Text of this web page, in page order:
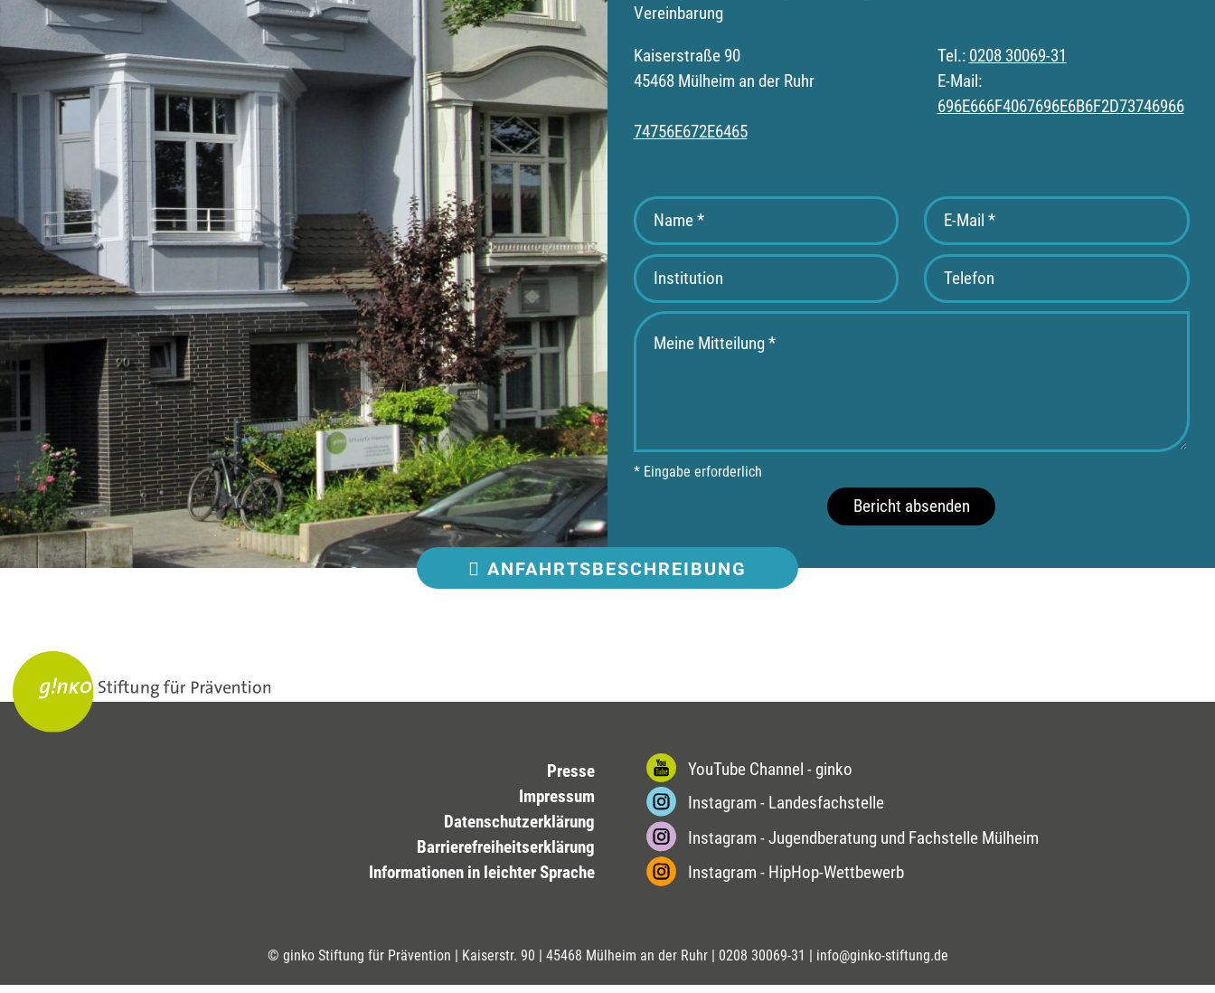
Vereinbarung
Kaiserstraße 90
45468 Mülheim an der Ruhr
Tel.: 0208 30069-31
E-Mail:
696E666F4067696E6B6F2D73746966
74756E672E6465
* Eingabe erforderlich
Bericht absenden
ANFAHRTSBESCHREIBUNG
Presse
Impressum
Datenschutzerklärung
Barrierefreiheitserklärung
Informationen in leichter Sprache
YouTube Channel - ginko
Instagram - Landesfachstelle
Instagram - Jugendberatung und Fachstelle Mülheim
Instagram - HipHop-Wettbewerb
© ginko Stiftung für Prävention | Kaiserstr. 90 | 45468 Mülheim an der Ruhr | 0208 30069-31 | info@ginko-stiftung.de